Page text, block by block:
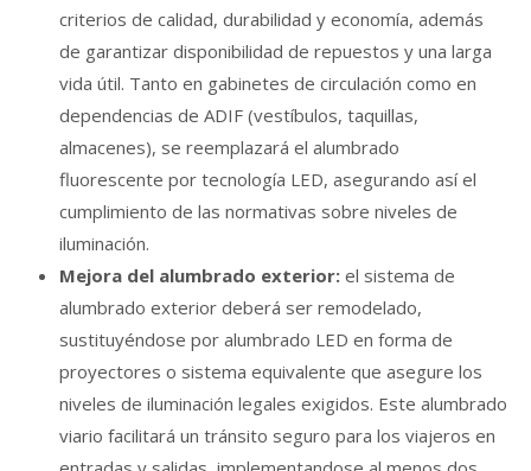
criterios de calidad, durabilidad y economía, además
de garantizar disponibilidad de repuestos y una larga
vida útil. Tanto en gabinetes de circulación como en
dependencias de ADIF (vestíbulos, taquillas,
almacenes), se reemplazará el alumbrado
fluorescente por tecnología LED, asegurando así el
cumplimiento de las normativas sobre niveles de
iluminación.
Mejora del alumbrado exterior: el sistema de
alumbrado exterior deberá ser remodelado,
sustituyéndose por alumbrado LED en forma de
proyectores o sistema equivalente que asegure los
niveles de iluminación legales exigidos. Este alumbrado
viario facilitará un tránsito seguro para los viajeros en